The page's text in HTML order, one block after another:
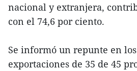
nacional y extranjera,
con el 74,6 por ciento.
Se informó un repunte en
exportaciones de 35 de 45